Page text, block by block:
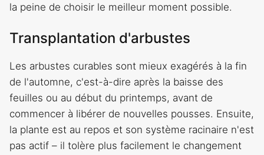
la peine de choisir le meilleur moment possible.
Transplantation d'arbustes
Les arbustes curables sont mieux exagérés à la fin
de l'automne, c'est-à-dire après la baisse des
feuilles ou au début du printemps, avant de
commencer à libérer de nouvelles pousses. Ensuite,
la plante est au repos et son système racinaire n'est
pas actif – il tolère plus facilement le changement